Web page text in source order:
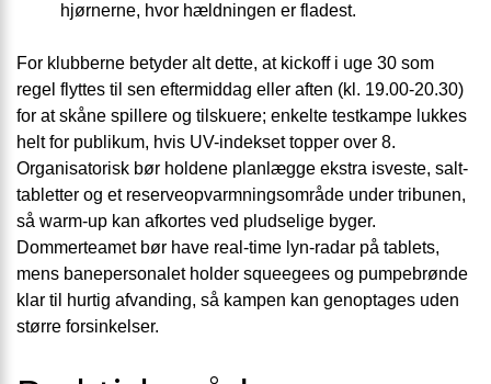
hjørnerne, hvor hældningen er fladest.
For klubberne betyder alt dette, at kickoff i uge 30 som
regel flyttes til sen eftermiddag eller aften (kl. 19.00-20.30)
for at skåne spillere og tilskuere; enkelte testkampe lukkes
helt for publikum, hvis UV-indekset topper over 8.
Organisatorisk bør holdene planlægge ekstra isveste, salt-
tabletter og et reserveopvarmningsområde under tribunen,
så warm-up kan afkortes ved pludselige byger.
Dommerteamet bør have real-time lyn-radar på tablets,
mens banepersonalet holder squeegees og pumpebrønde
klar til hurtig afvanding, så kampen kan genoptages uden
større forsinkelser.